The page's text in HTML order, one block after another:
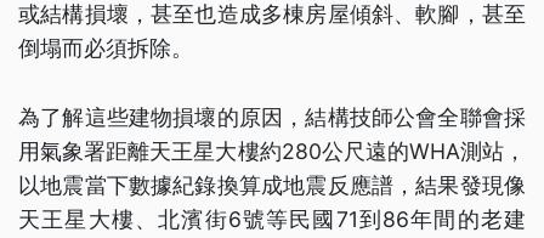
或結構損壞，甚至也造成多棟房屋傾斜、軟腳，甚至
倒塌而必須拆除。
為了解這些建物損壞的原因，結構技師公會全聯會採
用氣象署距離天王星大樓約280公尺遠的WHA測站，
以地震當下數據紀錄換算成地震反應譜，結果發現像
天王星大樓、北濱街6號等民國71到86年間的老建